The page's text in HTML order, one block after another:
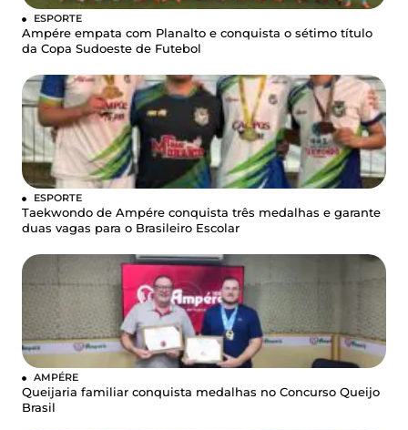
ESPORTE
Ampére empata com Planalto e conquista o sétimo título
da Copa Sudoeste de Futebol
ESPORTE
Taekwondo de Ampére conquista três medalhas e garante
duas vagas para o Brasileiro Escolar
AMPÉRE
Queijaria familiar conquista medalhas no Concurso Queijo
Brasil